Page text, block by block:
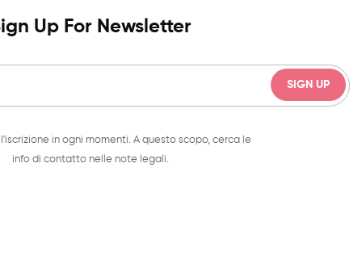
Up For Newsletter
in ogni momenti. A questo scopo, cerca le
info di contatto nelle note legali.